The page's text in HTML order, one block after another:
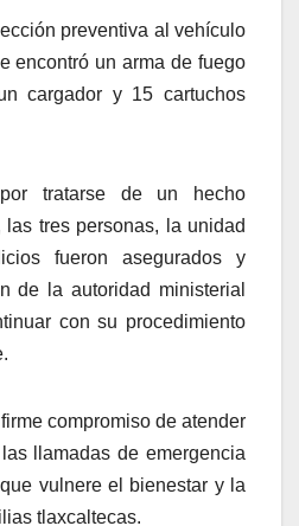
preventiva al vehículo
encontró un arma de fuego
cargador y 15 cartuchos
tratarse de un hecho
tres personas, la unidad
fueron asegurados y
de la autoridad ministerial
con su procedimiento
compromiso de atender
llamadas de emergencia
vulnere el bienestar y la
tlaxcaltecas.